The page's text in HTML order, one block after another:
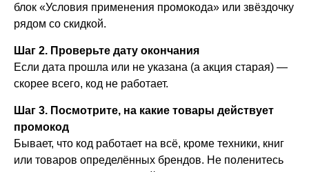
блок «Условия применения промокода» или звёздочку
рядом со скидкой.
Шаг 2. Проверьте дату окончания
Если дата прошла или не указана (а акция старая) —
скорее всего, код не работает.
Шаг 3. Посмотрите, на какие товары действует
промокод
Бывает, что код работает на всё, кроме техники, книг
или товаров определённых брендов. Не поленитесь